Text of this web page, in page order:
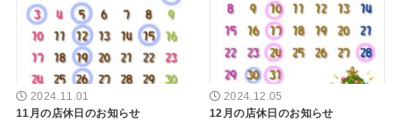
2024.11.01
11月の店休日のお知らせ
2024.12.05
12月の店休日のお知らせ